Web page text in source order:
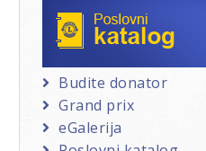
Humanitarna
tombolom
Budite donator
Grand prix
eGalerija